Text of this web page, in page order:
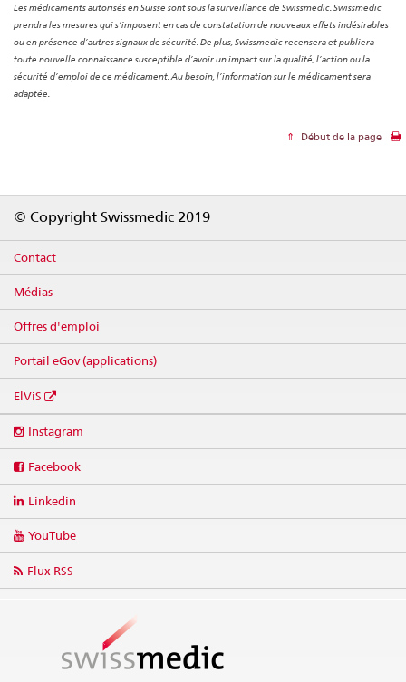
Les médicaments autorisés en Suisse sont sous la surveillance de Swissmedic. Swissmedic
prendra les mesures qui s’imposent en cas de constatation de nouveaux effets indésirables
ou en présence d’autres signaux de sécurité. De plus, Swissmedic recensera et publiera
toute nouvelle connaissance susceptible d’avoir un impact sur la qualité, l’action ou la
sécurité d’emploi de ce médicament. Au besoin, l’information sur le médicament sera
adaptée.
Début de la page
© Copyright Swissmedic 2019
Contact
Médias
Offres d'emploi
Portail eGov (applications)
ElViS
media
Instagram
Facebook
Linkedin
YouTube
Flux RSS